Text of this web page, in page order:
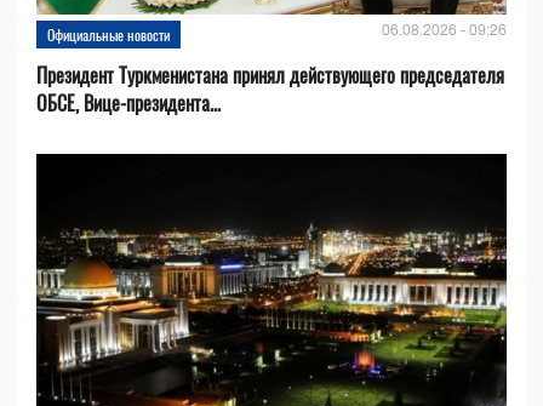
Официальные новости 06.08.2026 - 09:26
Президент Туркменистана принял действующего председателя
ОБСЕ, Вице-президента...